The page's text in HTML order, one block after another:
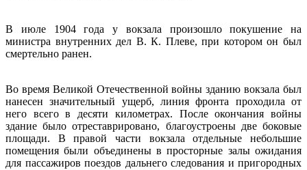
В июле 1904 года у вокзала произошло покушение на
министра внутренних дел В. К. Плеве, при котором он был
смертельно ранен.
Во время Великой Отечественной войны зданию вокзала был
нанесен значительный ущерб, линия фронта проходила от
него всего в десяти километрах. После окончания войны
здание было отреставрировано, благоустроены две боковые
площади. В правой части вокзала отдельные небольшие
помещения были объединены в просторные залы ожидания
для пассажиров поездов дальнего следования и пригородных